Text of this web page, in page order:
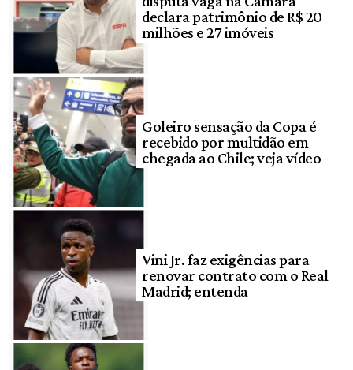
declara patrimônio de R$ 20
milhões e 27 imóveis
Goleiro sensação da Copa é
recebido por multidão em
chegada ao Chile; veja vídeo
Vini Jr. faz exigências para
renovar contrato com o Real
Madrid; entenda